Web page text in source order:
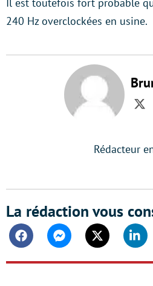
Il est toutefois fort probable
240 Hz overclockées en usine.
Rédacteur
La rédaction vous
FacebookMessengerTwitter